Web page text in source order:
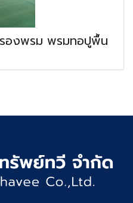
องพรม พรมทอปูพื้น